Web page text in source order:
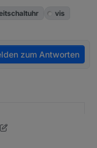
vis
zum Antworten
Juni 2020, 09:24